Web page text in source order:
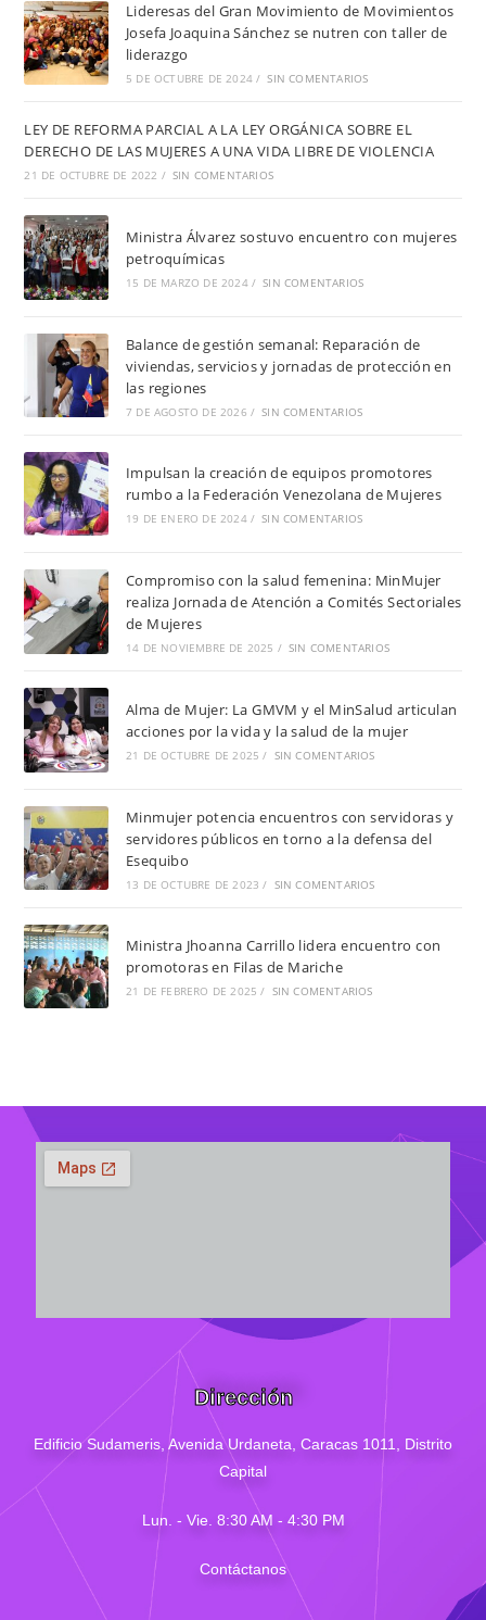
Lideresas del Gran Movimiento de Movimientos
Josefa Joaquina Sánchez se nutren con taller de
liderazgo
5 DE OCTUBRE DE 2024 / SIN COMENTARIOS
LEY DE REFORMA PARCIAL A LA LEY ORGÁNICA SOBRE EL
DERECHO DE LAS MUJERES A UNA VIDA LIBRE DE VIOLENCIA
21 DE OCTUBRE DE 2022 / SIN COMENTARIOS
Ministra Álvarez sostuvo encuentro con mujeres
petroquímicas
15 DE MARZO DE 2024 / SIN COMENTARIOS
Balance de gestión semanal: Reparación de
viviendas, servicios y jornadas de protección en
las regiones
7 DE AGOSTO DE 2026 / SIN COMENTARIOS
Impulsan la creación de equipos promotores
rumbo a la Federación Venezolana de Mujeres
19 DE ENERO DE 2024 / SIN COMENTARIOS
Compromiso con la salud femenina: MinMujer
realiza Jornada de Atención a Comités Sectoriales
de Mujeres
14 DE NOVIEMBRE DE 2025 / SIN COMENTARIOS
Alma de Mujer: La GMVM y el MinSalud articulan
acciones por la vida y la salud de la mujer
21 DE OCTUBRE DE 2025 / SIN COMENTARIOS
Minmujer potencia encuentros con servidoras y
servidores públicos en torno a la defensa del
Esequibo
13 DE OCTUBRE DE 2023 / SIN COMENTARIOS
Ministra Jhoanna Carrillo lidera encuentro con
promotoras en Filas de Mariche
21 DE FEBRERO DE 2025 / SIN COMENTARIOS
Dirección
Edificio Sudameris, Avenida Urdaneta, Caracas 1011, Distrito
Capital
Lun. - Vie. 8:30 AM - 4:30 PM
Contáctanos